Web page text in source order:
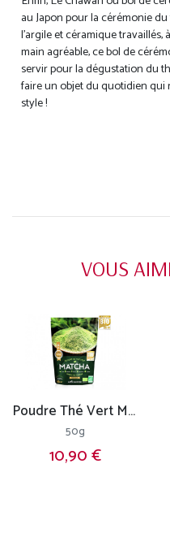
au Japon pour la cérémonie
l’argile et céramique
main agréable, ce bol de
servir pour la dégustation du
faire un objet du quotidien qui
style !
VOUS
Poudre Thé Vert Matcha
50g
10,90 €